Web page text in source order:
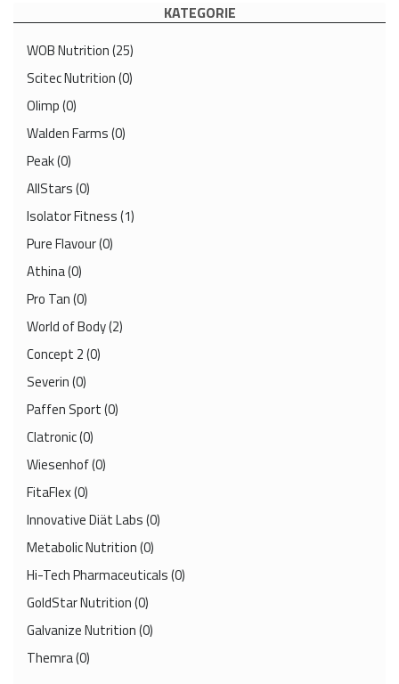
KATEGORIE
WOB Nutrition(25)
Scitec Nutrition(0)
Olimp(0)
Walden Farms(0)
Peak(0)
AllStars(0)
Isolator Fitness(1)
Pure Flavour(0)
Athina(0)
Pro Tan(0)
World of Body(2)
Concept 2(0)
Severin(0)
Paffen Sport(0)
Clatronic(0)
Wiesenhof(0)
FitaFlex(0)
Innovative Diät Labs(0)
Metabolic Nutrition(0)
Hi-Tech Pharmaceuticals(0)
GoldStar Nutrition(0)
Galvanize Nutrition(0)
Themra(0)